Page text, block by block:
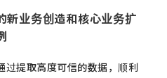
新业务创造和核心业务扩
过提取高度可信的数据，顺利